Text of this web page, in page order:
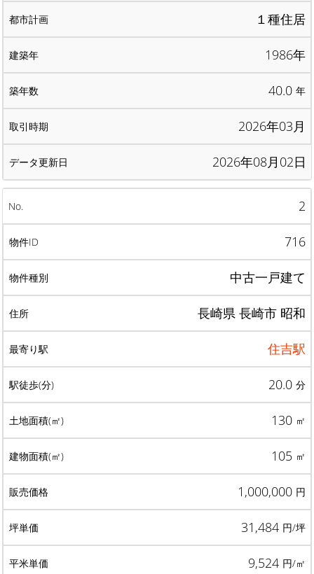
１種住居
1986年
40.0 年
2026年03月
2026年08月02日
2
716
中古一戸建て
長崎県 長崎市 昭和
住吉駅
20.0 分
130 ㎡
105 ㎡
1,000,000 円
31,484 円/坪
9,524 円/㎡